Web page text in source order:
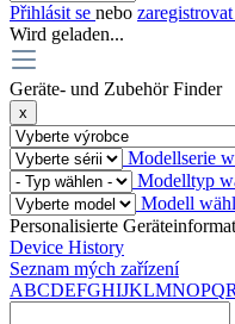
Přihlásit se nebo zaregistrovat
Wird geladen...
Geräte- und Zubehör Finder
x
Modellserie
Modelltyp
Modell
Personalisierte
Device History
Seznam mých zařízení
ABCDEFGHIJKLMNOPQR